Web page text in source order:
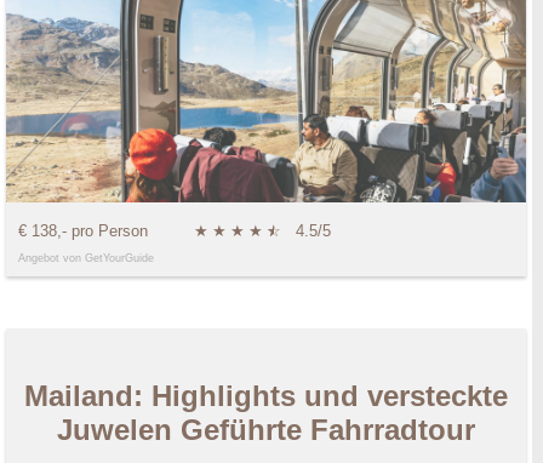
€ 138,- pro Person ★ ★ ★ ★ ★
☆ 4.5/5
Angebot von GetYourGuide
Mailand: Highlights und versteckte
Juwelen Geführte Fahrradtour